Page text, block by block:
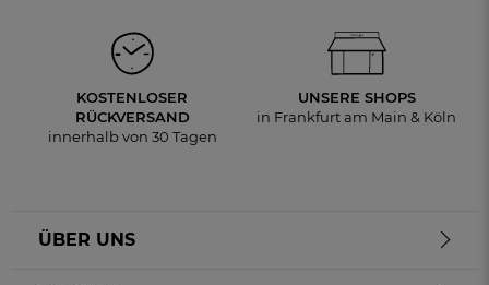
KOSTENLOSER
RÜCKVERSAND
innerhalb von 30 Tagen
UNSERE SHOPS
in Frankfurt am Main & Köln
ÜBER UNS